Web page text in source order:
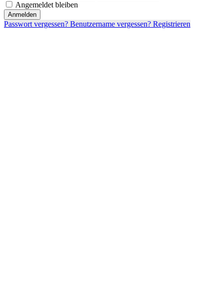
Angemeldet bleiben
Anmelden
Passwort vergessen? Benutzername vergessen? Registrieren